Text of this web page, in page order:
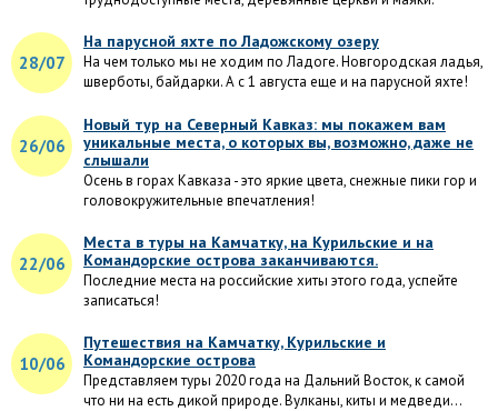
28/07
На парусной яхте по Ладожскому озеру
На чем только мы не ходим по Ладоге. Новгородская ладья,
шверботы, байдарки. А с 1 августа еще и на парусной яхте!
26/06
Новый тур на Северный Кавказ: мы покажем вам
уникальные места, о которых вы, возможно, даже не
слышали
Осень в горах Кавказа - это яркие цвета, снежные пики гор и
головокружительные впечатления!
22/06
Места в туры на Камчатку, на Курильские и на
Командорские острова заканчиваются.
Последние места на российские хиты этого года, успейте
записаться!
10/06
Путешествия на Камчатку, Курильские и
Командорские острова
Представляем туры 2020 года на Дальний Восток, к самой
что ни на есть дикой природе. Вулканы, киты и медведи...